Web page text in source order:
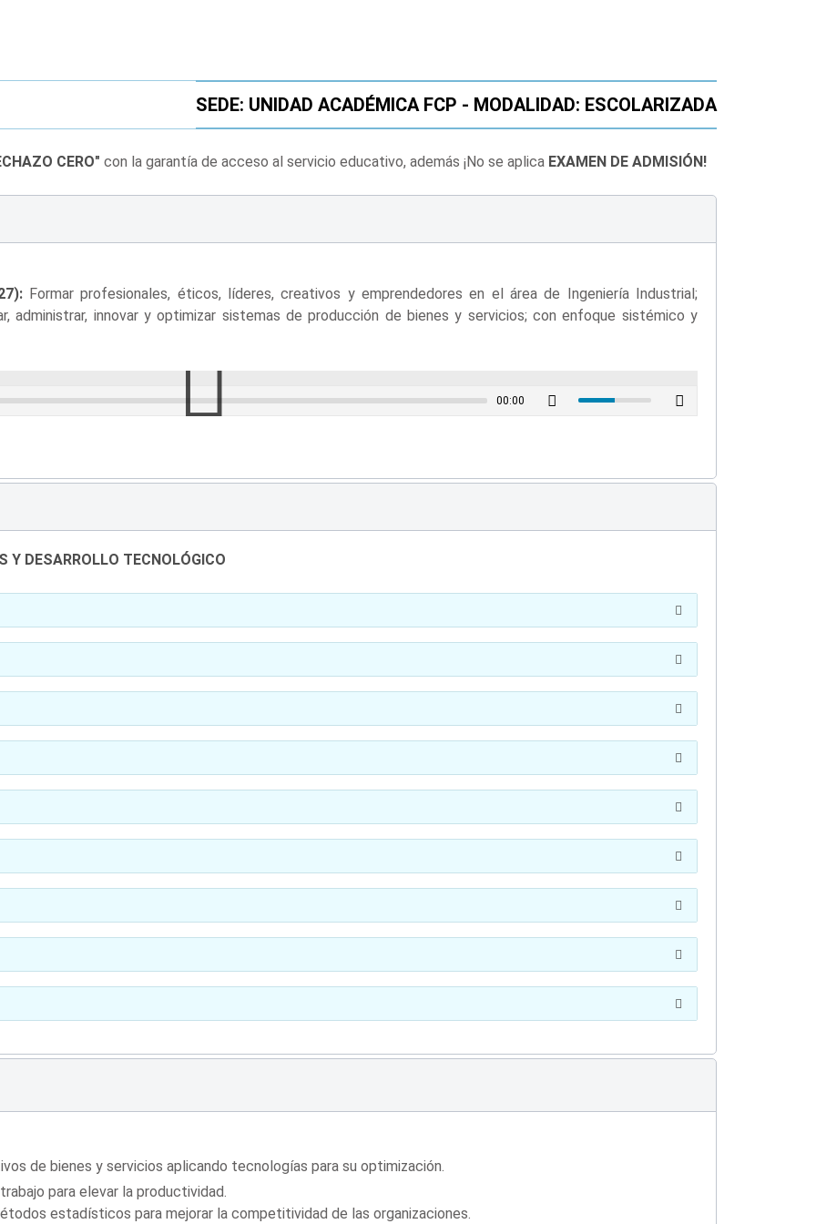
SEDE: UNIDAD ACADÉMICA FCP - MODALIDAD: ESCOLARIZADA
CERO" con la garantía de acceso al servicio educativo, además ¡No se aplica EXAMEN DE ADMISIÓN!
Formar profesionales, éticos, líderes, creativos y emprendedores en el área de Ingeniería Industrial;
administrar, innovar y optimizar sistemas de producción de bienes y servicios; con enfoque sistémico y
00:00
Y DESARROLLO TECNOLÓGICO
de bienes y servicios aplicando tecnologías para su optimización.
para elevar la productividad.
estadísticos para mejorar la competitividad de las organizaciones.